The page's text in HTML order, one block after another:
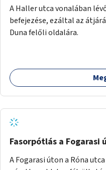
A Haller utca vonalában
befejezése, ezáltal az
Duna felőli oldalára.
Fasorpótlás a Fogarasi
A Fogarasi úton a Róna